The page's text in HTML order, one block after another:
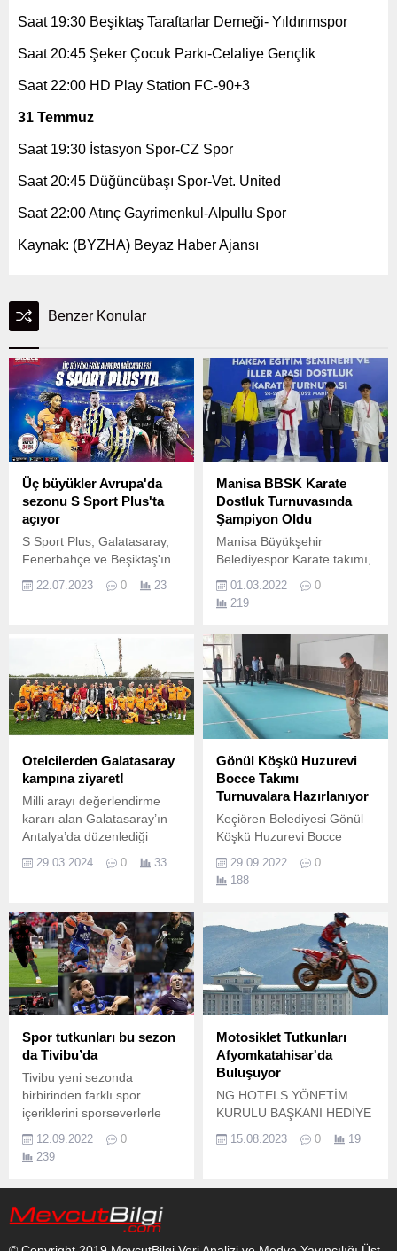
Saat 19:30 Beşiktaş Taraftarlar Derneği- Yıldırımspor
Saat 20:45 Şeker Çocuk Parkı-Celaliye Gençlik
Saat 22:00 HD Play Station FC-90+3
31 Temmuz
Saat 19:30 İstasyon Spor-CZ Spor
Saat 20:45 Düğüncübaşı Spor-Vet. United
Saat 22:00 Atınç Gayrimenkul-Alpullu Spor
Kaynak: (BYZHA) Beyaz Haber Ajansı
Benzer Konular
Üç büyükler Avrupa'da
sezonu S Sport Plus'ta
açıyor
S Sport Plus, Galatasaray,
Fenerbahçe ve Beşiktaş'ın
Şampiyonlar Ligi ve Avrupa
Konferans Ligi'ndeki 2.
22.07.2023 0 23
Manisa BBSK Karate
Dostluk Turnuvasında
Şampiyon Oldu
Manisa Büyükşehir
Belediyespor Karate takımı,
İller Arası Dostluk Turnuvası
kapsamında düzenlenen
müsabakalarda 5 altın, 1
kazanarak genel klasman
şampiyonu oldu.
01.03.2022
0
219
Otelcilerden Galatasaray
kampına ziyaret!
Milli arayı değerlendirme
kararı alan Galatasaray’ın
Antalya’da düzenlediği
tarafından ziyaret edildi.
29.03.2024 0 33
Gönül Köşkü Huzurevi
Bocce Takımı
Turnuvalara Hazırlanıyor
Keçiören Belediyesi Gönül
Köşkü Huzurevi Bocce
Hizmetler Bakanlığı
tarafından düzenlenecek
Turnuvasına hazırlık
kapsamında Seyranbağları
Huzurevi Bocce Takımı ile
dostluk maçı yaptı.
29.09.2022
0
188
Spor tutkunları bu sezon
da Tivibu’da
Tivibu yeni sezonda
birbirinden farklı spor
içeriklerini sporseverlerle
buluşturuyor.
12.09.2022
0
239
Motosiklet Tutkunları
Afyomkatahisar'da
Buluşuyor
NG HOTELS YÖNETİM
KURULU BAŞKANI HEDİYE
GÜRAL GÜR: “EYLÜL’DE
AFYON İÇİN ORTALAMA
15.08.2023 0 19